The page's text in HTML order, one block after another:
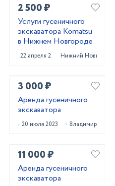
2 500 ₽
Услуги гусеничного
экскаватора Komatsu
в Нижнем Новгороде
22 апреля 2022 Нижний Новгород
3 000 ₽
Аренда гусеничного
экскаватора
20 июля 2023 Владимир
11 000 ₽
Аренда гусеничного
экскаватора